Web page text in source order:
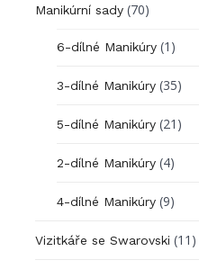
Manikúrní sady (70)
6-dílné Manikúry (1)
3-dílné Manikúry (35)
5-dílné Manikúry (21)
2-dílné Manikúry (4)
4-dílné Manikúry (9)
Vizitkáře se Swarovski (11)